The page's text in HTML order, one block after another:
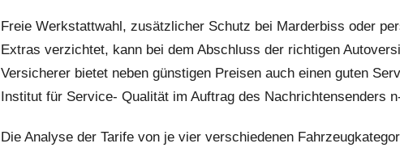
Freie Werkstattwahl, zusätzlicher Schutz bei Marderbiss oder
Extras verzichtet, kann bei dem Abschluss der richtigen
Versicherer bietet neben günstigen Preisen auch einen guten
Institut für Service- Qualität im Auftrag des Nachrichtensenders
Die Analyse der Tarife von je vier verschiedenen